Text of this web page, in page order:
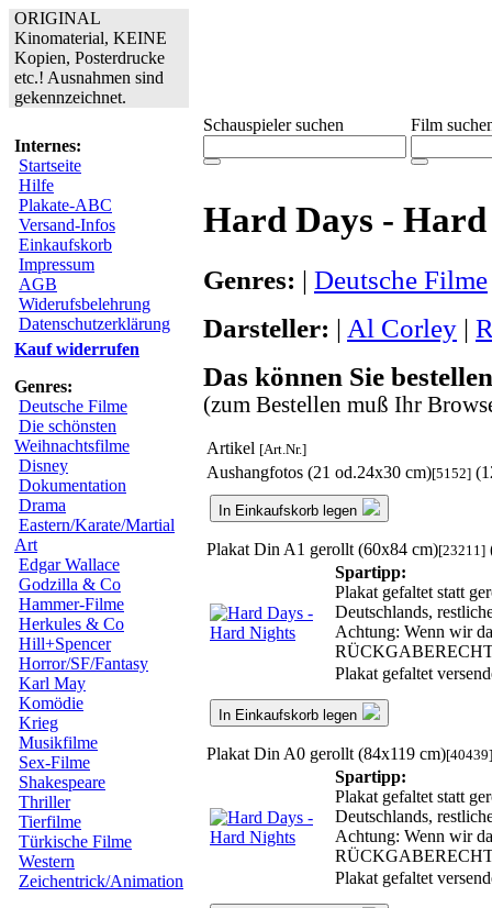
ORIGINAL
Kinomaterial, KEINE
Kopien, Posterdrucke
etc.! Ausnahmen sind
gekennzeichnet.
Internes:
Startseite
Hilfe
Plakate-ABC
Versand-Infos
Einkaufskorb
Impressum
AGB
Widerufsbelehrung
Datenschutzerklärung
Kauf widerrufen
Genres:
Deutsche Filme
Die schönsten
Weihnachtsfilme
Disney
Dokumentation
Drama
Eastern/Karate/Martial
Art
Edgar Wallace
Godzilla & Co
Hammer-Filme
Herkules & Co
Hill+Spencer
Horror/SF/Fantasy
Karl May
Komödie
Krieg
Musikfilme
Sex-Filme
Shakespeare
Thriller
Tierfilme
Türkische Filme
Western
Zeichentrick/Animation
Schauspieler suchen Film
Hard Days -
Genres: | Deutsche Filme
Darsteller: | Al Corley |
Das können Sie
(zum Bestellen muß Ihr
Artikel [Art.Nr.]
Aushangfotos (21 od.24x30 cm)[5152]
In Einkaufskorb legen
Plakat Din A1 gerollt (60x84 cm)[23211]
Spartipp:
Plakat gefaltet statt
Deutschlands,
Achtung: Wenn wir
Plakat gefaltet
In Einkaufskorb legen
Plakat Din A0 gerollt (84x119 cm)[40439]
Spartipp:
Plakat gefaltet statt
Deutschlands,
Achtung: Wenn wir
Plakat gefaltet